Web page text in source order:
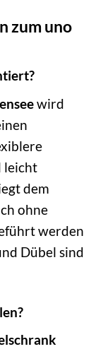
zum uno
wird
leicht
dem
ohne
werden
Dübel sind